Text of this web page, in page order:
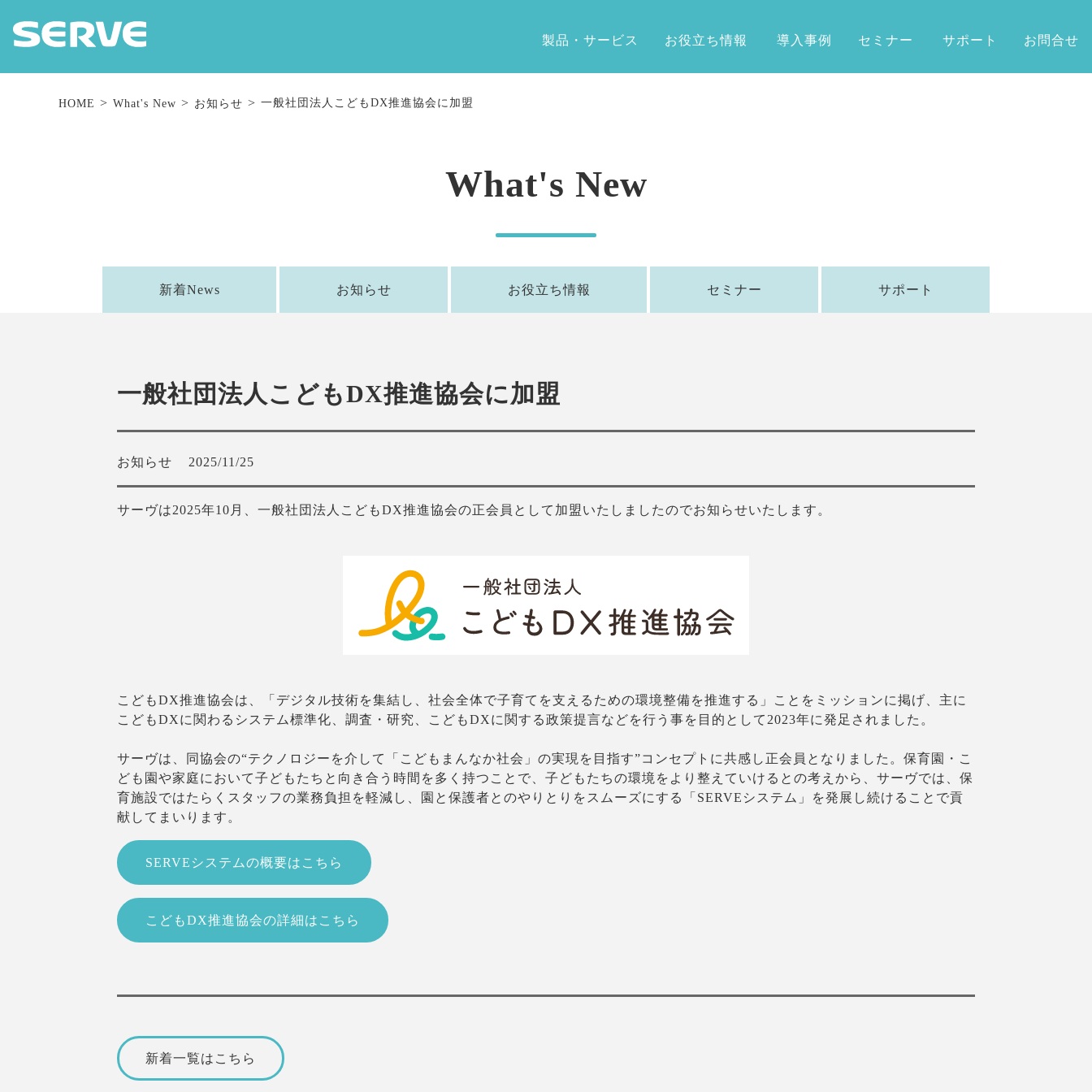
製品・サービス お役立ち情報 導入事例 セミナー サポート お問合せ
HOME What's New お知らせ 一般社団法人こどもDX推進協会に加盟
What's New
新着News お知らせ お役立ち情報 セミナー サポート
一般社団法人こどもDX推進協会に加盟
お知らせ 2025/11/25
サーヴは2025年10月、一般社団法人こどもDX推進協会の正会員として加盟いたしましたのでお知らせいたします。
こどもDX推進協会は、「デジタル技術を集結し、社会全体で子育てを支えるための環境整備を推進する」ことをミッションに掲げ、主に
こどもDXに関わるシステム標準化、調査・研究、こどもDXに関する政策提言などを行う事を目的として2023年に発足されました。
サーヴは、同協会の“テクノロジーを介して「こどもまんなか社会」の実現を目指す”コンセプトに共感し正会員となりました。保育園・こ
ども園や家庭において子どもたちと向き合う時間を多く持つことで、子どもたちの環境をより整えていけるとの考えから、サーヴでは、保
育施設ではたらくスタッフの業務負担を軽減し、園と保護者とのやりとりをスムーズにする「SERVEシステム」を発展し続けることで貢
献してまいります。
SERVEシステムの概要はこちら
こどもDX推進協会の詳細はこちら
新着一覧はこちら